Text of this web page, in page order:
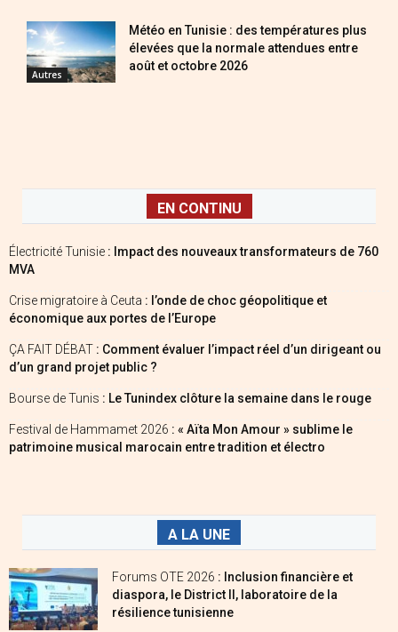
Autres
Météo en Tunisie : des températures plus
élevées que la normale attendues entre
août et octobre 2026
EN CONTINU
Électricité Tunisie : Impact des nouveaux transformateurs de 760
MVA
Crise migratoire à Ceuta : l’onde de choc géopolitique et
économique aux portes de l’Europe
ÇA FAIT DÉBAT : Comment évaluer l’impact réel d’un dirigeant ou
d’un grand projet public ?
Bourse de Tunis : Le Tunindex clôture la semaine dans le rouge
Festival de Hammamet 2026 : « Aïta Mon Amour » sublime le
patrimoine musical marocain entre tradition et électro
A LA UNE
Forums OTE 2026 : Inclusion financière et
diaspora, le District II, laboratoire de la
résilience tunisienne